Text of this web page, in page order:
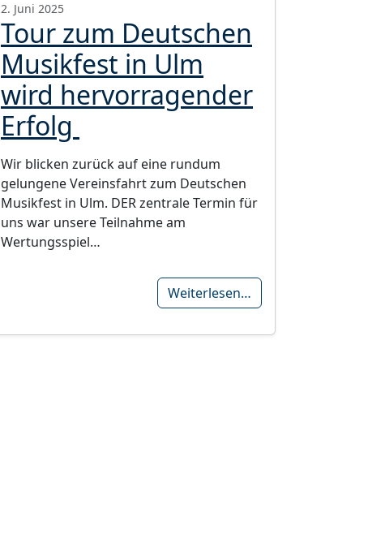
2. Juni 2025
Tour zum Deutschen
Musikfest in Ulm
wird hervorragender
Erfolg
Wir blicken zurück auf eine rundum
gelungene Vereinsfahrt zum Deutschen
Musikfest in Ulm. DER zentrale Termin für
uns war unsere Teilnahme am
Wertungsspiel…
Weiterlesen…